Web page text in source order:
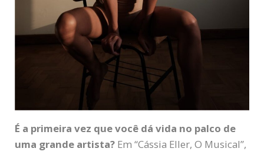
É a primeira vez que você dá vida no palco de
uma grande artista? Em “Cássia Eller, O Musical”,